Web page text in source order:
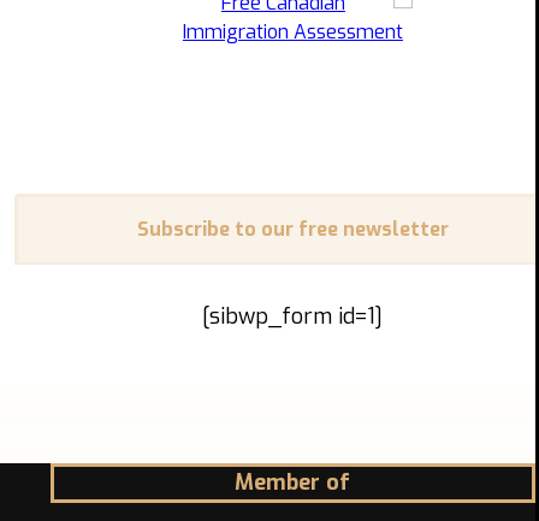
Subscribe to our free newsletter
[sibwp_form id=1]
Member of